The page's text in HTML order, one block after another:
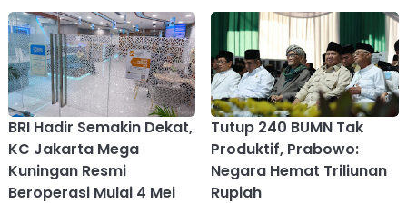
BRI Hadir Semakin Dekat,
KC Jakarta Mega
Kuningan Resmi
Beroperasi Mulai 4 Mei
Tutup 240 BUMN Tak
Produktif, Prabowo:
Negara Hemat Triliunan
Rupiah